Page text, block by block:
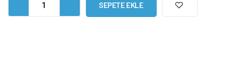
Tablo
SEPETE EKLE